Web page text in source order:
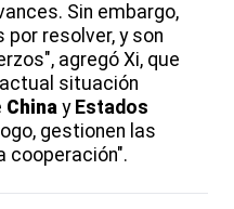
Sin embargo,
resolver, y son
agregó Xi, que
situación
China y Estados
gestionen las
cooperación".